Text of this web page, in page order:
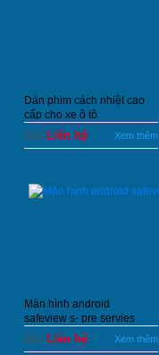
Dán phim cách nhiệt cao
cấp cho xe ô tô
Giá: Liên hệ Xem thêm
Màn hình android
safeview s- pre servies
Giá: Liên hệ Xem thêm